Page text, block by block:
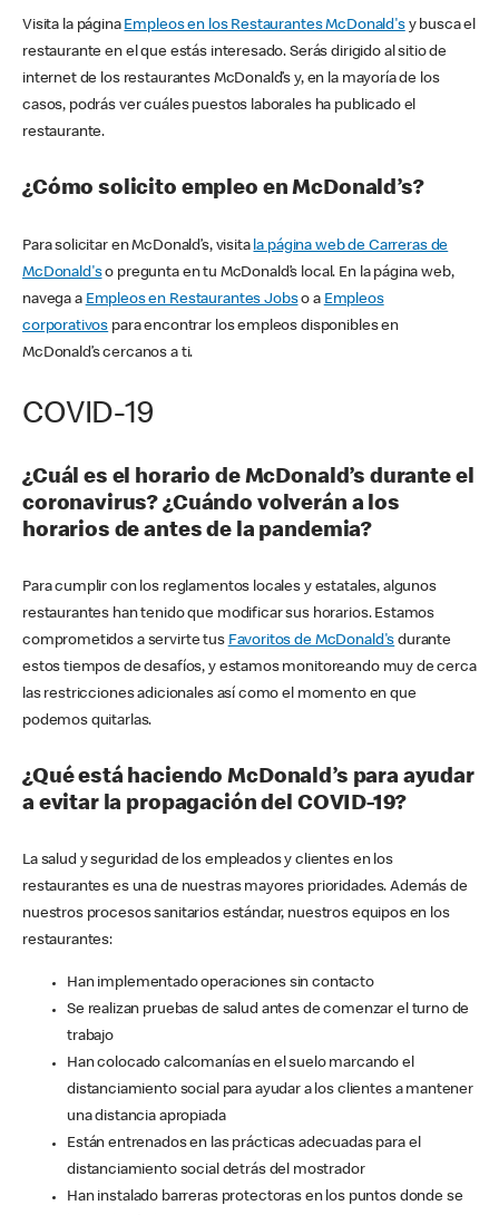
Visita la página Empleos en los Restaurantes McDonald'sy busca el
restaurante en el que estás interesado. Serás dirigido al sitio de
internet de los restaurantes McDonald’s y, en la mayoría de los
casos, podrás ver cuáles puestos laborales ha publicado el
restaurante.
¿Cómo solicito empleo en McDonald’s?
Para solicitar en McDonald’s, visita la página web de Carreras de
McDonald'so pregunta en tu McDonald’s local. En la página web,
navega a Empleos en Restaurantes Jobso a Empleos
corporativos para encontrar los empleos disponibles en
McDonald’s cercanos a ti.
COVID-19
¿Cuál es el horario de McDonald’s durante el
coronavirus? ¿Cuándo volverán a los
horarios de antes de la pandemia?
Para cumplir con los reglamentos locales y estatales, algunos
restaurantes han tenido que modificar sus horarios. Estamos
comprometidos a servirte tus Favoritos de McDonald's durante
estos tiempos de desafíos, y estamos monitoreando muy de cerca
las restricciones adicionales así como el momento en que
podemos quitarlas.
¿Qué está haciendo McDonald’s para ayudar
a evitar la propagación del COVID-19?
La salud y seguridad de los empleados y clientes en los
restaurantes es una de nuestras mayores prioridades. Además de
nuestros procesos sanitarios estándar, nuestros equipos en los
restaurantes:
Han implementado operaciones sin contacto
Se realizan pruebas de salud antes de comenzar el turno de
trabajo
Han colocado calcomanías en el suelo marcando el
distanciamiento social para ayudar a los clientes a mantener
una distancia apropiada
Están entrenados en las prácticas adecuadas para el
distanciamiento social detrás del mostrador
Han instalado barreras protectoras en los puntos donde se